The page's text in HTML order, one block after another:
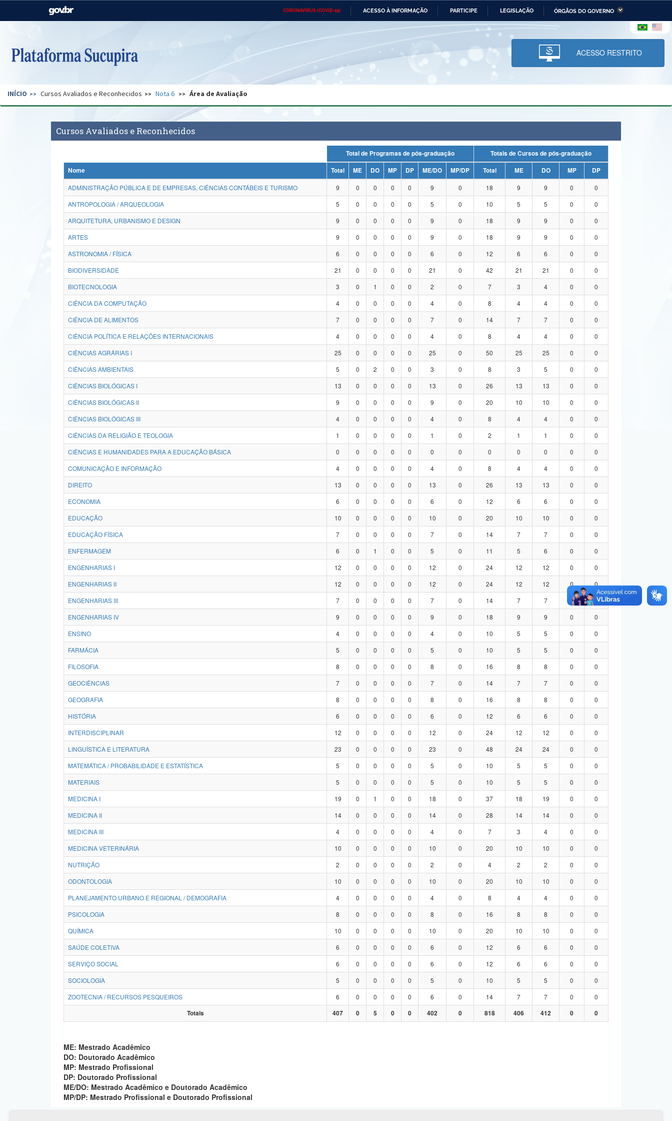
CORONAVÍRUS (COVID-19) ACESSO À INFORMAÇÃO PARTICIPE LEGISLAÇÃO ÓRGÃOS DO GOVERNO
Casa Civil Ministério das Relações Ministério da Economia Ministério da Infraestrutura
Pecuária e Abastecimento
Ministério da Ciência,
Tecnologia, Inovações e
Comunicações
Ministério do Desenvolvimento
Regional e dos Direitos Humanos
Secretaria de Governo Gabinete de Segurança Advocacia-Geral da União Banco Central do Brasil Planalto
ACESSO RESTRITO
INÍCIO Cursos Avaliados e Reconhecidos Nota 6 Área de Avaliação
Cursos Avaliados e Reconhecidos
Total de Programas de pós-graduação
Totais de Cursos de pós-graduação
Nome
Total ME DO MP DP ME/DO MP/DP Total ME DO MP
DP
ADMINISTRAÇÃO PÚBLICA E DE EMPRESAS, CIÊNCIAS CONTÁBEIS E TURISMO
9 0 0 0 0 9 0 18 9 9 0
0
ANTROPOLOGIA / ARQUEOLOGIA
5 0 0 0 0 5 0 10 5 5 0
0
ARQUITETURA, URBANISMO E DESIGN
9 0 0 0 0 9 0 18 9 9 0
0
ARTES
9 0 0 0 0 9 0 18 9 9 0
0
ASTRONOMIA / FÍSICA
6 0 0 0 0 6 0 12 6 6 0
0
BIODIVERSIDADE
21 0 0 0 0 21 0 42 21 21 0
0
BIOTECNOLOGIA
3 0 1 0 0 2 0 7 3 4 0
0
CIÊNCIA DA COMPUTAÇÃO
4 0 0 0 0 4 0 8 4 4 0
0
CIÊNCIA DE ALIMENTOS
7 0 0 0 0 7 0 14 7 7 0
0
CIÊNCIA POLÍTICA E RELAÇÕES INTERNACIONAIS
4 0 0 0 0 4 0 8 4 4 0
0
CIÊNCIAS AGRÁRIAS I
25 0 0 0 0 25 0 50 25 25 0
0
CIÊNCIAS AMBIENTAIS
5 0 2 0 0 3 0 8 3 5 0
0
CIÊNCIAS BIOLÓGICAS I
13 0 0 0 0 13 0 26 13 13 0
0
CIÊNCIAS BIOLÓGICAS II
9 0 0 0 0 9 0 20 10 10 0
0
CIÊNCIAS BIOLÓGICAS III
4 0 0 0 0 4 0 8 4 4 0
0
CIÊNCIAS DA RELIGIÃO E TEOLOGIA
1 0 0 0 0 1 0 2 1 1 0
0
CIÊNCIAS E HUMANIDADES PARA A EDUCAÇÃO BÁSICA
0 0 0 0 0 0 0 0 0 0 0
0
COMUNICAÇÃO E INFORMAÇÃO
4 0 0 0 0 4 0 8 4 4 0
0
DIREITO
13 0 0 0 0 13 0 26 13 13 0
0
ECONOMIA
6 0 0 0 0 6 0 12 6 6 0
0
EDUCAÇÃO
10 0 0 0 0 10 0 20 10 10 0
0
EDUCAÇÃO FÍSICA
7 0 0 0 0 7 0 14 7 7 0
0
ENFERMAGEM
6 0 1 0 0 5 0 11 5 6 0
0
ENGENHARIAS I
12 0 0 0 0 12 0 24 12 12 0
0
ENGENHARIAS II
12 0 0 0 0 12 0 24 12 12 0
0
ENGENHARIAS III
7 0 0 0 0 7 0 14 7 7 0
0
ENGENHARIAS IV
9 0 0 0 0 9 0 18 9 9 0
0
ENSINO
4 0 0 0 0 4 0 10 5 5 0
0
FARMÁCIA
5 0 0 0 0 5 0 10 5 5 0
0
FILOSOFIA
8 0 0 0 0 8 0 16 8 8 0
0
GEOCIÊNCIAS
7 0 0 0 0 7 0 14 7 7 0
0
GEOGRAFIA
8 0 0 0 0 8 0 16 8 8 0
0
HISTÓRIA
6 0 0 0 0 6 0 12 6 6 0
0
INTERDISCIPLINAR
12 0 0 0 0 12 0 24 12 12 0
0
LINGUÍSTICA E LITERATURA
23 0 0 0 0 23 0 48 24 24 0
0
MATEMÁTICA / PROBABILIDADE E ESTATÍSTICA
5 0 0 0 0 5 0 10 5 5 0
0
MATERIAIS
5 0 0 0 0 5 0 10 5 5 0
0
MEDICINA I
19 0 1 0 0 18 0 37 18 19 0
0
MEDICINA II
14 0 0 0 0 14 0 28 14 14 0
0
MEDICINA III
4 0 0 0 0 4 0 7 3 4 0
0
MEDICINA VETERINÁRIA
10 0 0 0 0 10 0 20 10 10 0
0
NUTRIÇÃO
2 0 0 0 0 2 0 4 2 2 0
0
ODONTOLOGIA
10 0 0 0 0 10 0 20 10 10 0
0
PLANEJAMENTO URBANO E REGIONAL / DEMOGRAFIA
4 0 0 0 0 4 0 8 4 4 0
0
PSICOLOGIA
8 0 0 0 0 8 0 16 8 8 0
0
QUÍMICA
10 0 0 0 0 10 0 20 10 10 0
0
SAÚDE COLETIVA
6 0 0 0 0 6 0 12 6 6 0
0
SERVIÇO SOCIAL
6 0 0 0 0 6 0 12 6 6 0
0
SOCIOLOGIA
5 0 0 0 0 5 0 10 5 5 0
0
ZOOTECNIA / RECURSOS PESQUEIROS
6 0 0 0 0 6 0 14 7 7 0
0
Totais
407 0 5 0 0 402 0 818 406 412 0 0
ME: Mestrado Acadêmico
DO: Doutorado Acadêmico
MP: Mestrado Profissional
DP: Doutorado Profissional
ME/DO: Mestrado Acadêmico e Doutorado Acadêmico
MP/DP: Mestrado Profissional e Doutorado Profissional